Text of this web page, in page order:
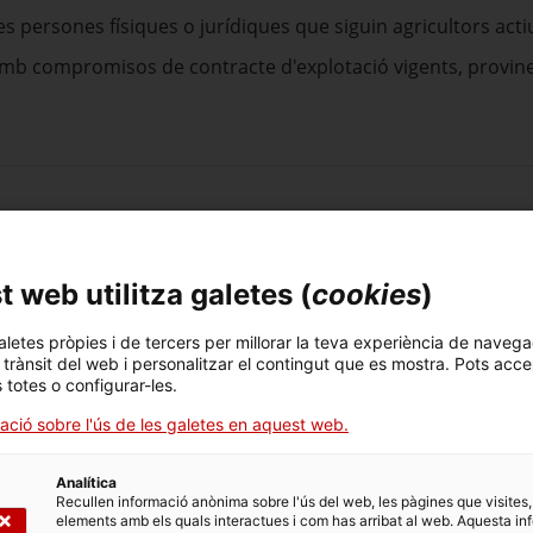
persones físiques o jurídiques que siguin agricultors
compromisos de contracte d'explotació vigents,
31 de maig de 2024.
de subrogació, pla agroambiental en el qual
a assolir.
web utilitza galetes (cookies)
pròpies i de tercers per millorar la teva experiència de
del web i personalitzar el contingut que es mostra. Pots
totes o configurar-les.
sobre l'ús de les galetes en aquest web.
Analítica
Recullen informació anònima sobre l'ús del web, les pàgines que
elements amb els quals interactues i com has arribat al web. Aquesta